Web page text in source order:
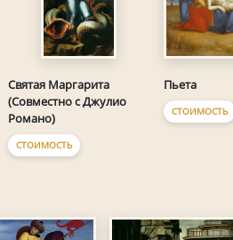
Святая Маргарита
(Совместно с Джулио
Романо)
СТОИМОСТЬ
Пьета
СТОИМОСТЬ